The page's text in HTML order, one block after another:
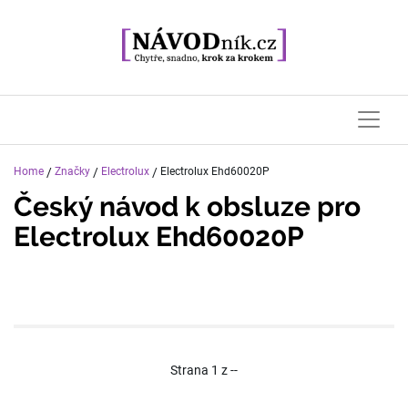
Home / Značky / Electrolux / Electrolux Ehd60020P
Český návod k obsluze pro
Electrolux Ehd60020P
Strana 1 z--